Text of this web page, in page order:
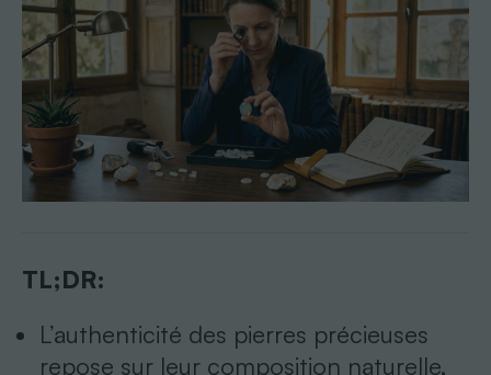
TL;DR:
L’authenticité des pierres précieuses
repose sur leur composition naturelle,